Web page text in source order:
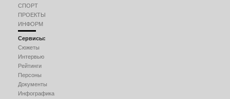
СПОРТ
ПРОЕКТЫ
ИНФОРМ
Сервисы:
Сюжеты
Интервью
Рейтинги
Персоны
Документы
Инфографика